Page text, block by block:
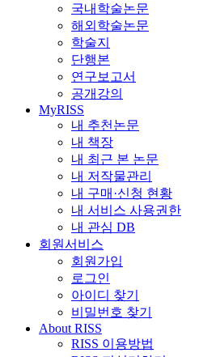
국내학술논문
해외학술논문
학술지
단행본
연구보고서
공개강의
MyRISS
내 추천논문
내 책장
내 최근 본 논문
내 저작물관리
내 구매·신청 현황
내 서비스 사용권한
내 관심 DB
회원서비스
회원가입
로그인
아이디 찾기
비밀번호 찾기
About RISS
RISS 이용방법